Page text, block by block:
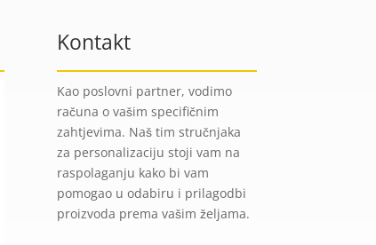
Kontakt
Kao poslovni partner, vodimo
računa o vašim specifičnim
zahtjevima. Naš tim stručnjaka
za personalizaciju stoji vam na
raspolaganju kako bi vam
pomogao u odabiru i prilagodbi
proizvoda prema vašim željama.